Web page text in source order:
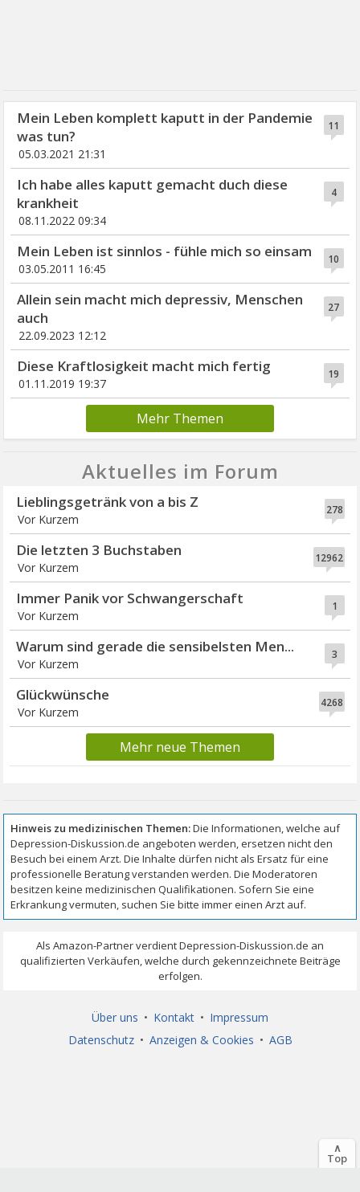
11
Mein Leben komplett kaputt in der Pandemie
was tun?
05.03.2021 21:31
4
Ich habe alles kaputt gemacht duch diese
krankheit
08.11.2022 09:34
10
Mein Leben ist sinnlos - fühle mich so einsam
03.05.2011 16:45
27
Allein sein macht mich depressiv, Menschen
auch
22.09.2023 12:12
19
Diese Kraftlosigkeit macht mich fertig
01.11.2019 19:37
Mehr Themen
Aktuelles im Forum
278
Lieblingsgetränk von a bis Z
Vor Kurzem
12962
Die letzten 3 Buchstaben
Vor Kurzem
1
Immer Panik vor Schwangerschaft
Vor Kurzem
3
Warum sind gerade die sensibelsten Men...
Vor Kurzem
4268
Glückwünsche
Vor Kurzem
Mehr neue Themen
Über uns • Kontakt • Impressum
Datenschutz • Anzeigen & Cookies • AGB
∧
Top